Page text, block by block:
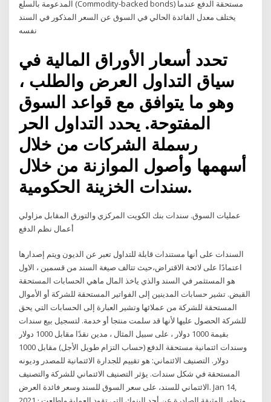
المدعومة بالسلع (Commodity-backed bonds) مستحقة الدفع عندما
يختلف معدل الفائدة الحالي في السوق عن السعر المذكور في السند
تحدد أسعار الأوراق المالية في
سياق التداول العرض والطلب ،
وهو ما يتوافق مع قواعد السوق
المفتوحة. يحدد التداول الحر
رسملة الشركات من خلال
أسهمها وأصول الموازنة من خلال
سندات الخزينة الحكومية.
عمليات السوق. سندات بنك الكويت المركزي والتورق المقابل مزاولي
أعمال نظم الدفع
السندات على أنها مستندات قابلة للتداول تعبر عن الديون ويتم إصدارها
اعتمادًا على لائحة الاقتراض،حيث تتالف صيغة السند من قسمين ، الاول
هو المستثمر في السند والذي ياخذ المال ماهي الحسابات المستحقة
القبض. تشير حسابات المدينين إلى الفواتير المستحقة للشركة أو الأموال
المستحقة للشركة من عملائها وتشير العبارة إلى الحسابات التي يحق
للشركة الحصول عليها لأنها قد سلمت منتجا أو خدمة. لتسجيل بيع سندات
بقيمة 1000 دولار ، على سبيل المثال ، مدين نقدًا مقابل 1000 دولار
وسندات ائتمانية مستحقة الدفع (حساب التزام طويل الأجل) مقابل 1000
دولار. التصنيف الائتماني: هو تقييم للجدارة الائتمانية للمصدر وديونه
المستحقة في شكل سندات. يؤثر التصنيف الائتماني للشركة والتصنيف
الائتماني للسند، على سعر السوق للسند وسعر فائدة العرض. Jan 14,